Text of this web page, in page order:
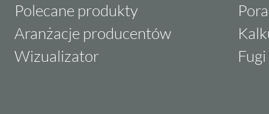
Polecane produkty
Aranżacje producentów
Wizualizator